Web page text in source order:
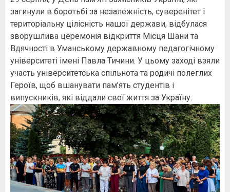
загинули в боротьбі за незалежність, суверенітет і
територіальну цілісність нашої держави, відбулася
зворушлива церемонія відкриття Місця Шани та
Вдячності в Уманському державному педагогічному
університеті імені Павла Тичини. У цьому заході взяли
участь університетська спільнота та родичі полеглих
Героїв, щоб вшанувати пам’ять студентів і
випускників, які віддали свої життя за Україну.